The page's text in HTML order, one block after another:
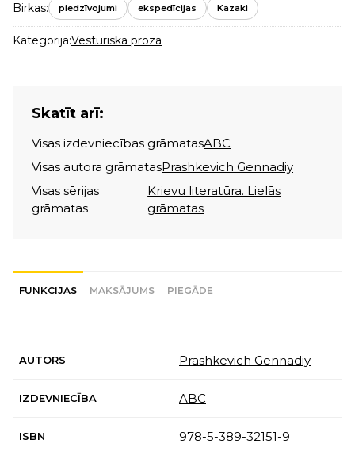
Birkas: piedzīvojumi ekspedīcijas Kazaki
Kategorija:Vēsturiskā proza
Skatīt arī:
Visas izdevniecības grāmatasABC
Visas autora grāmatasPrashkevich Gennadiy
Visas sērijas
grāmatas
Krievu literatūra. Lielās
grāmatas
FUNKCIJAS MAKSĀJUMS PIEGĀDE
AUTORS Prashkevich Gennadiy
IZDEVNIECĪBA ABC
ISBN 978-5-389-32151-9